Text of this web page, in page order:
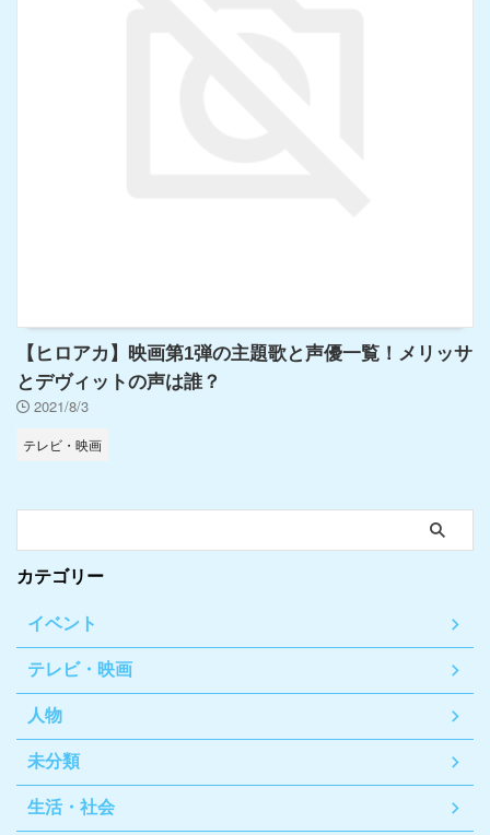
【ヒロアカ】映画第1弾の主題歌と声優一覧！メリッサ
とデヴィットの声は誰？
2021/8/3
テレビ・映画
カテゴリー
イベント
テレビ・映画
人物
未分類
生活・社会